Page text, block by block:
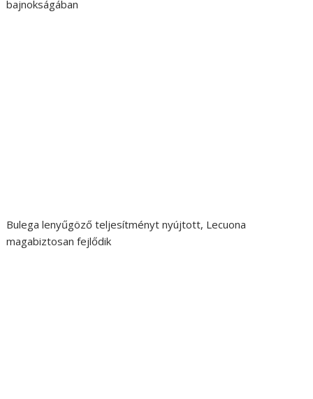
bajnokságában
Bulega lenyűgöző teljesítményt nyújtott, Lecuona
magabiztosan fejlődik